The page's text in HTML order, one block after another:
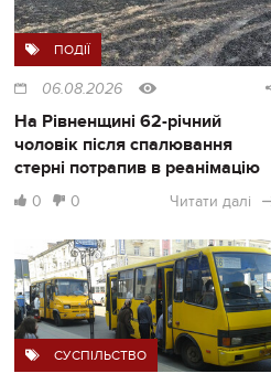
ПОДІЇ
06.08.2026
На Рівненщині 62-річний
чоловік після спалювання
стерні потрапив в реанімацію
0 0 Читати далі
СУСПІЛЬСТВО